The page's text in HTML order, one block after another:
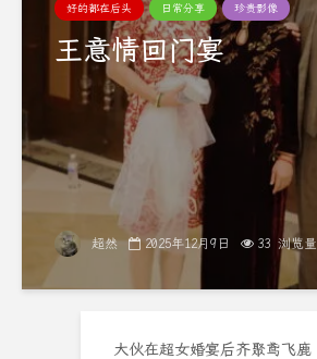
好的都在后头 日常分享 珍贵影像
王意情回门宴
超然 2025年12月9日 33 浏览量
大伙在超女婚宴后齐聚鸢飞鹿